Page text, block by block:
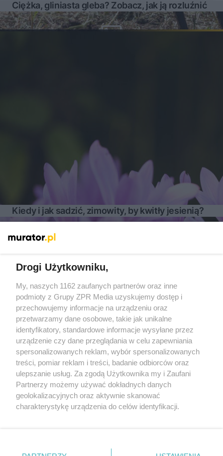
Ciężka, gliniasta gleba? Zobacz, jak ją rozluźnić
Kiedy i jak sadzić, zimowity, by kwitły jesienią?
Żaden utwór zamieszczony w serwisie nie może być powielany i
rozpowszechniany lub dalej rozpowszechniany w jakikolwiek
sposób (w tym także elektroniczny lub mechaniczny) na
jakimkolwiek polu eksploatacji w jakiejkolwiek formie, włącznie z
umieszczaniem w Internecie bez pisemnej zgody właściciela praw.
Jakiekolwiek użycie lub wykorzystanie utworów w całości lub w
części z naruszeniem prawa, tzn. bez właściwej zgody, jest
zabronione pod groźbą kary i może być ścigane prawnie.
Drogi Użytkowniku,
My, naszych 1162 zaufanych partnerów oraz inne
podmioty z Grupy ZPR Media uzyskujemy dostęp i
przechowujemy informacje na urządzeniu oraz
przetwarzamy dane osobowe, takie jak unikalne
identyfikatory, standardowe informacje wysyłane przez
urządzenie czy dane przeglądania w celu zapewniania
spersonalizowanych reklam, wybór spersonalizowanych
treści, pomiar reklam i treści, badanie odbiorców oraz
ulepszanie usług. Za zgodą Użytkownika my i Zaufani
Partnerzy możemy używać dokładnych danych
geolokalizacyjnych oraz aktywnie skanować
charakterystykę urządzenia do celów identyfikacji.
zmienić/wycofać klikając przycisk ustawień prywatności